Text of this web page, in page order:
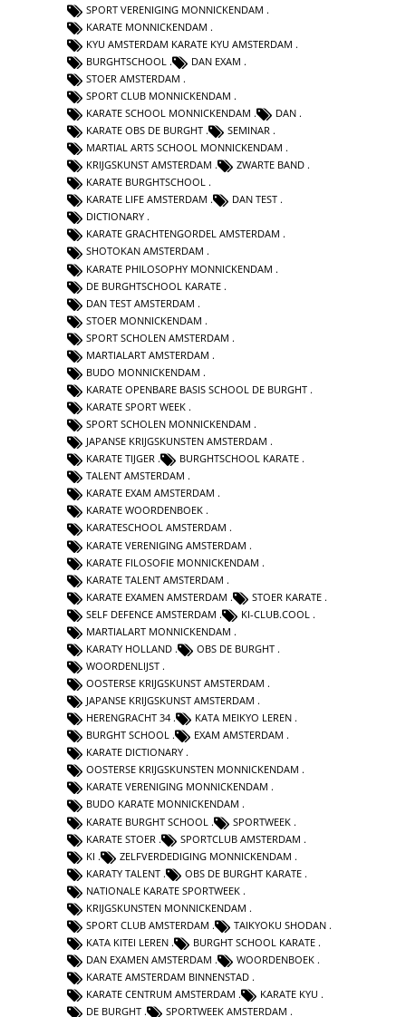
SPORT VERENIGING MONNICKENDAM
KARATE MONNICKENDAM
KYU AMSTERDAM KARATE KYU AMSTERDAM
BURGHTSCHOOL
DAN EXAM
STOER AMSTERDAM
SPORT CLUB MONNICKENDAM
KARATE SCHOOL MONNICKENDAM
DAN
KARATE OBS DE BURGHT
SEMINAR
MARTIAL ARTS SCHOOL MONNICKENDAM
KRIJGSKUNST AMSTERDAM
ZWARTE BAND
KARATE BURGHTSCHOOL
KARATE LIFE AMSTERDAM
DAN TEST
DICTIONARY
KARATE GRACHTENGORDEL AMSTERDAM
SHOTOKAN AMSTERDAM
KARATE PHILOSOPHY MONNICKENDAM
DE BURGHTSCHOOL KARATE
DAN TEST AMSTERDAM
STOER MONNICKENDAM
SPORT SCHOLEN AMSTERDAM
MARTIALART AMSTERDAM
BUDO MONNICKENDAM
KARATE OPENBARE BASIS SCHOOL DE BURGHT
KARATE SPORT WEEK
SPORT SCHOLEN MONNICKENDAM
JAPANSE KRIJGSKUNSTEN AMSTERDAM
KARATE TIJGER
BURGHTSCHOOL KARATE
TALENT AMSTERDAM
KARATE EXAM AMSTERDAM
KARATE WOORDENBOEK
KARATESCHOOL AMSTERDAM
KARATE VERENIGING AMSTERDAM
KARATE FILOSOFIE MONNICKENDAM
KARATE TALENT AMSTERDAM
KARATE EXAMEN AMSTERDAM
STOER KARATE
SELF DEFENCE AMSTERDAM
KI-CLUB.COOL
MARTIALART MONNICKENDAM
KARATY HOLLAND
OBS DE BURGHT
WOORDENLIJST
OOSTERSE KRIJGSKUNST AMSTERDAM
JAPANSE KRIJGSKUNST AMSTERDAM
HERENGRACHT 34
KATA MEIKYO LEREN
BURGHT SCHOOL
EXAM AMSTERDAM
KARATE DICTIONARY
OOSTERSE KRIJGSKUNSTEN MONNICKENDAM
KARATE VERENIGING MONNICKENDAM
BUDO KARATE MONNICKENDAM
KARATE BURGHT SCHOOL
SPORTWEEK
KARATE STOER
SPORTCLUB AMSTERDAM
KI
ZELFVERDEDIGING MONNICKENDAM
KARATY TALENT
OBS DE BURGHT KARATE
NATIONALE KARATE SPORTWEEK
KRIJGSKUNSTEN MONNICKENDAM
SPORT CLUB AMSTERDAM
TAIKYOKU SHODAN
KATA KITEI LEREN
BURGHT SCHOOL KARATE
DAN EXAMEN AMSTERDAM
WOORDENBOEK
KARATE AMSTERDAM BINNENSTAD
KARATE CENTRUM AMSTERDAM
KARATE KYU
DE BURGHT
SPORTWEEK AMSTERDAM